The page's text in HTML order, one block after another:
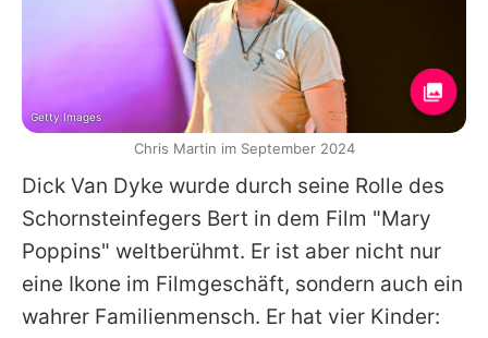
Dick Van Dyke wurde durch seine Rolle des
Schornsteinfegers Bert in dem Film "Mary
Poppins" weltberühmt. Er ist aber nicht nur
eine Ikone im Filmgeschäft, sondern auch ein
wahrer Familienmensch. Er hat vier Kinder:
Getty Images
Chris Martin im September 2024